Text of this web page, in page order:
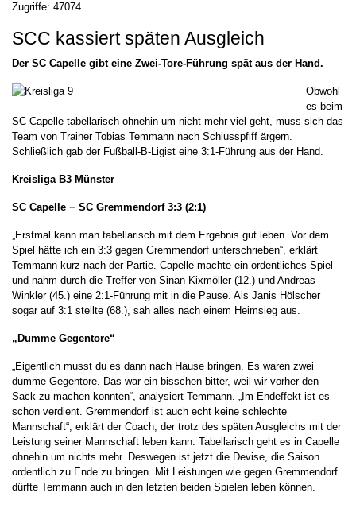
Zugriffe: 47074
SCC kassiert späten Ausgleich
Der SC Capelle gibt eine Zwei-Tore-Führung spät aus der Hand.
Obwohl
es beim
SC Capelle tabellarisch ohnehin um nicht mehr viel geht, muss sich das
Team von Trainer Tobias Temmann nach Schlusspfiff ärgern.
Schließlich gab der Fußball-B-Ligist eine 3:1-Führung aus der Hand.
Kreisliga B3 Münster
SC Capelle − SC Gremmendorf 3:3 (2:1)
„Erstmal kann man tabellarisch mit dem Ergebnis gut leben. Vor dem
Spiel hätte ich ein 3:3 gegen Gremmendorf unterschrieben“, erklärt
Temmann kurz nach der Partie. Capelle machte ein ordentliches Spiel
und nahm durch die Treffer von Sinan Kixmöller (12.) und Andreas
Winkler (45.) eine 2:1-Führung mit in die Pause. Als Janis Hölscher
sogar auf 3:1 stellte (68.), sah alles nach einem Heimsieg aus.
„Dumme Gegentore“
„Eigentlich musst du es dann nach Hause bringen. Es waren zwei
dumme Gegentore. Das war ein bisschen bitter, weil wir vorher den
Sack zu machen konnten“, analysiert Temmann. „Im Endeffekt ist es
schon verdient. Gremmendorf ist auch echt keine schlechte
Mannschaft“, erklärt der Coach, der trotz des späten Ausgleichs mit der
Leistung seiner Mannschaft leben kann. Tabellarisch geht es in Capelle
ohnehin um nichts mehr. Deswegen ist jetzt die Devise, die Saison
ordentlich zu Ende zu bringen. Mit Leistungen wie gegen Gremmendorf
dürfte Temmann auch in den letzten beiden Spielen leben können.